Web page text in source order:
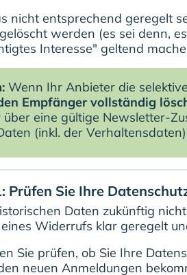
nicht entsprechend geregelt
werden (es sei denn,
Interesse" geltend
Wenn Ihr Anbieter die
Empfänger vollständig
eine gültige Newsletter-
(inkl. der
Prüfen Sie Ihre
Daten zukünftig
Widerrufs klar geregelt
Sie prüfen, ob Sie Ihre
neuen Anmeldungen